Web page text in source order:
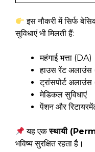
इस नौकरी में सिर्फ
सुविधाएं भी मिलती हैं:
महंगाई भत्ता (DA)
हाउस रेंट अलाउंस
ट्रांसपोर्ट
मेडिकल सुविधाएं
पेंशन और
यह एकस्थायी
भविष्य सुरक्षित रहता है।